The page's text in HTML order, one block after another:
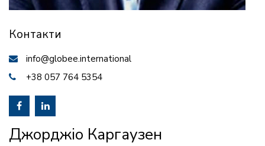
Контакти
info@globee.international
+38 057 764 5354
Джорджіо Каргаузен